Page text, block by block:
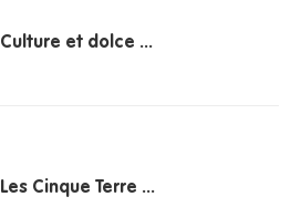
Culture et dolce ...
Les Cinque Terre ...